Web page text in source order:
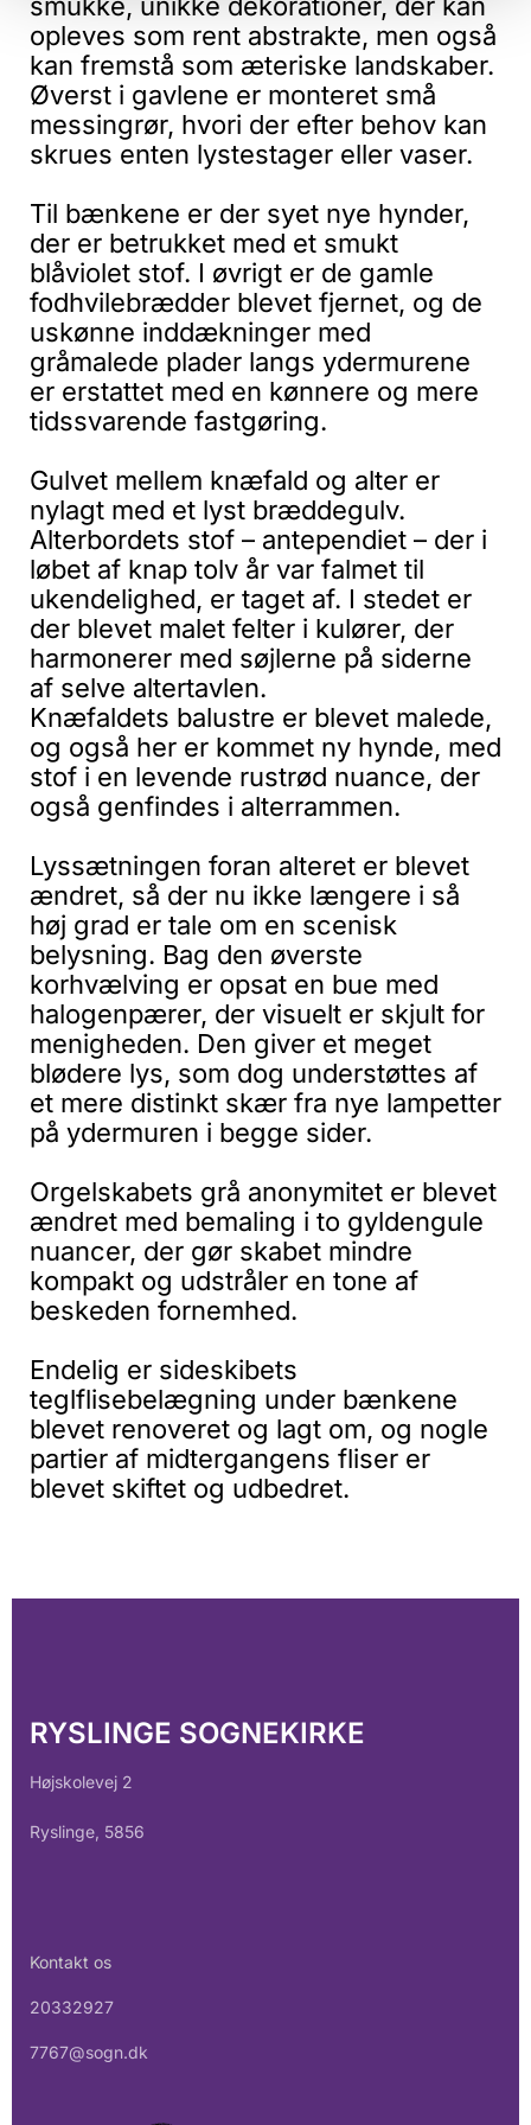
opleves som rent abstrakte, men også
kan fremstå som æteriske landskaber.
Øverst i gavlene er monteret små
messingrør, hvori der efter behov kan
skrues enten lystestager eller vaser.
Til bænkene er der syet nye hynder,
der er betrukket med et smukt
blåviolet stof. I øvrigt er de gamle
fodhvilebrædder blevet fjernet, og de
uskønne inddækninger med
gråmalede plader langs ydermurene
er erstattet med en kønnere og mere
tidssvarende fastgøring.
Gulvet mellem knæfald og alter er
nylagt med et lyst bræddegulv.
Alterbordets stof – antependiet – der i
løbet af knap tolv år var falmet til
ukendelighed, er taget af. I stedet er
der blevet malet felter i kulører, der
harmonerer med søjlerne på siderne
af selve altertavlen.
Knæfaldets balustre er blevet malede,
og også her er kommet ny hynde, med
stof i en levende rustrød nuance, der
også genfindes i alterrammen.
Lyssætningen foran alteret er blevet
ændret, så der nu ikke længere i så
høj grad er tale om en scenisk
belysning. Bag den øverste
korhvælving er opsat en bue med
halogenpærer, der visuelt er skjult for
menigheden. Den giver et meget
blødere lys, som dog understøttes af
et mere distinkt skær fra nye lampetter
på ydermuren i begge sider.
Orgelskabets grå anonymitet er blevet
ændret med bemaling i to gyldengule
nuancer, der gør skabet mindre
kompakt og udstråler en tone af
beskeden fornemhed.
Endelig er sideskibets
teglflisebelægning under bænkene
blevet renoveret og lagt om, og nogle
partier af midtergangens fliser er
blevet skiftet og udbedret.
RYSLINGE SOGNEKIRKE
Højskolevej 2
Ryslinge, 5856
Kontakt os
20332927
7767@sogn.dk